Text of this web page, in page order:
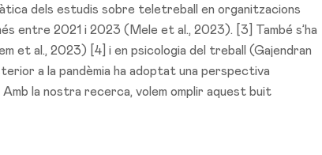
dels estudis sobre teletreball en organitzacions
entre 2021 i 2023 (Mele et al., 2023). [3] També s’ha
et al., 2023) [4] i en psicologia del treball (Gajendran
a la pandèmia ha adoptat una perspectiva
la nostra recerca, volem omplir aquest buit